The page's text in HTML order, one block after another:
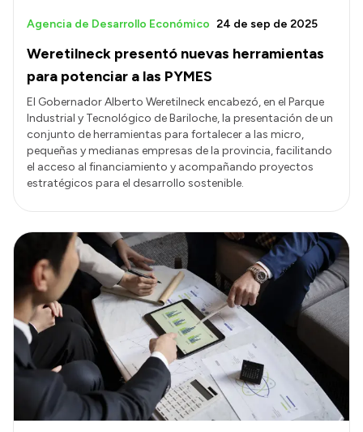
Weretilneck presentó nuevas herramientas
para potenciar a las PYMES
Agencia de Desarrollo Económico 24 de sep de 2025
El Gobernador Alberto Weretilneck encabezó, en el Parque
Industrial y Tecnológico de Bariloche, la presentación de un
conjunto de herramientas para fortalecer a las micro,
pequeñas y medianas empresas de la provincia, facilitando
el acceso al financiamiento y acompañando proyectos
estratégicos para el desarrollo sostenible.